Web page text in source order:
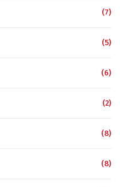
(7)
(5)
(6)
(2)
(8)
(8)